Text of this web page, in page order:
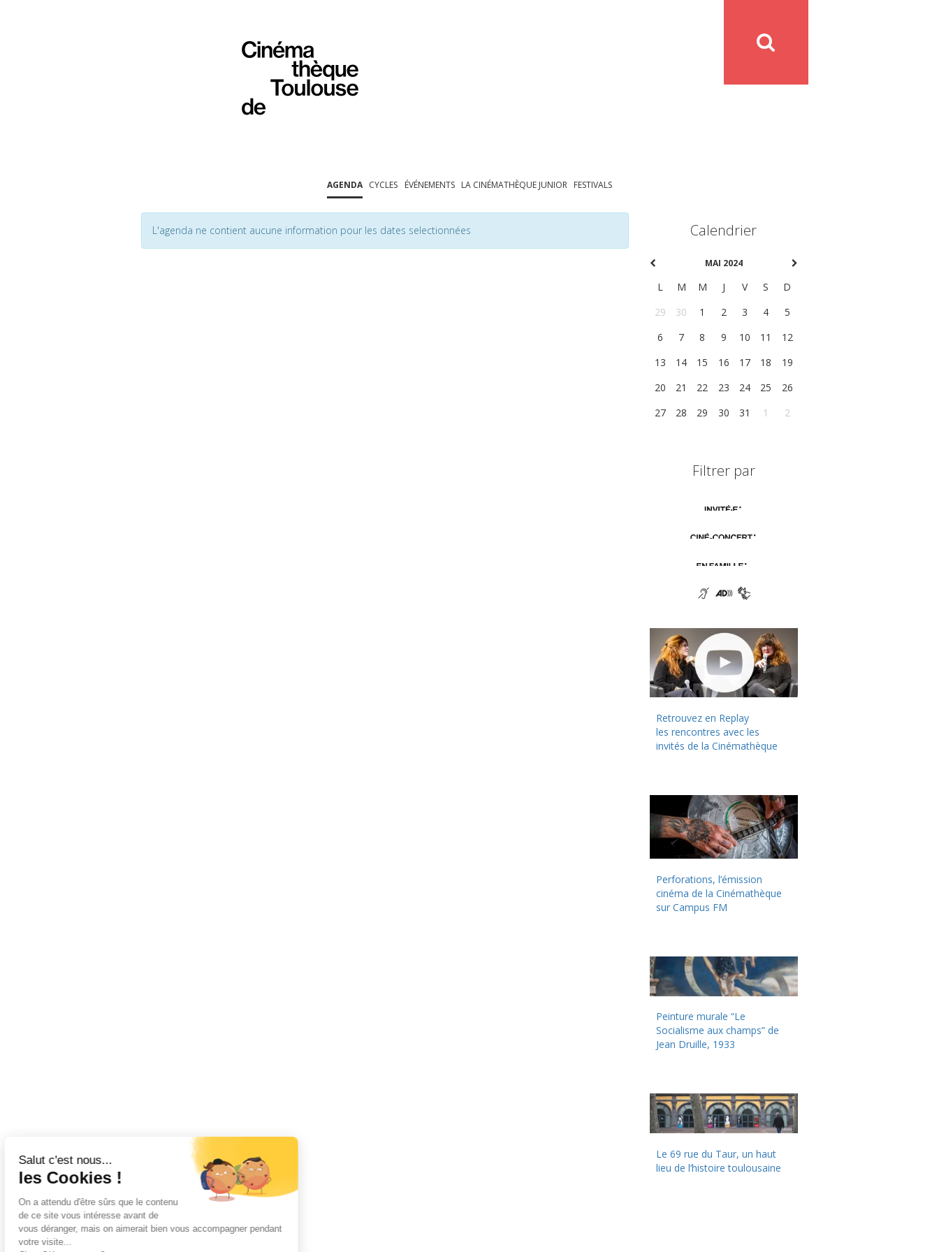
AGENDA CYCLES ÉVÉNEMENTS LA CINÉMATHÈQUE JUNIOR FESTIVALS
L'agenda ne contient aucune information pour les dates selectionnées Calendrier
MAI 2024
L M M J V S
D
29
30 1 2 3 4
5
6
7 8 9 10 11
12
13
14 15 16 17 18
19
20
21 22 23 24 25
26
27
28 29 30 31 1 2
Filtrer par
Retrouvez en Replay
les rencontres avec les
invités de la Cinémathèque
Perforations, l’émission
cinéma de la Cinémathèque
sur Campus FM
Peinture murale “Le
Socialisme aux champs” de
Jean Druille, 1933
Le 69 rue du Taur, un haut
lieu de l’histoire toulousaine